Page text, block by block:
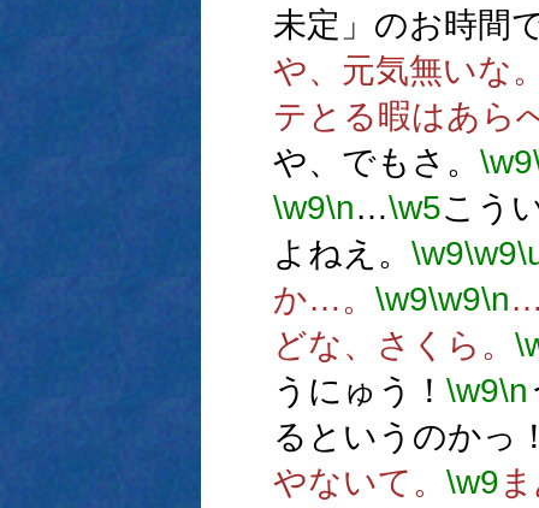
未定」のお時間
や、元気無いな
テとる暇はあら
や、でもさ。 \w9
\w9\n…\w5こう
よねえ。 \w9\w9
か…。 \w9\w9\n
どな、さくら。
うにゅう！ \w9\n
るというのかっ
やないて。 \w9